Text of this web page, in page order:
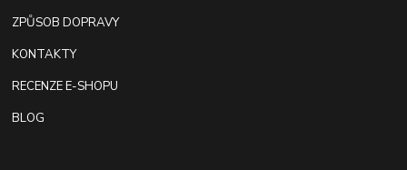
ZPŮSOB DOPRAVY
KONTAKTY
RECENZE E-SHOPU
BLOG